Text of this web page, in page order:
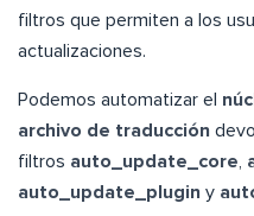
filtros que permiten a los
actualizaciones.
Podemos automatizar el
archivo de traducción
filtros auto_update_core,
auto_update_plugin y